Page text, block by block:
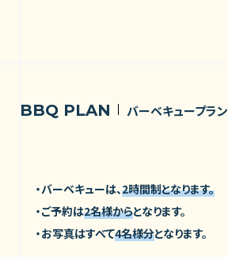
BBQ PLAN バーベキュープラン
・バーベキューは、2時間制となります。
・ご予約は2名様からとなります。
・お写真はすべて4名様分となります。